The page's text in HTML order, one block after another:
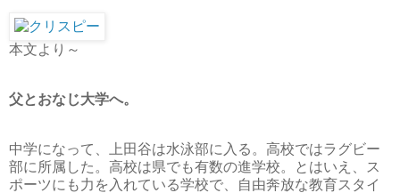
本文より～
父とおなじ大学へ。
中学になって、上田谷は水泳部に入る。高校ではラグビー
部に所属した。高校は県でも有数の進学校。とはいえ、ス
ポーツにも力を入れている学校で、自由奔放な教育スタイ